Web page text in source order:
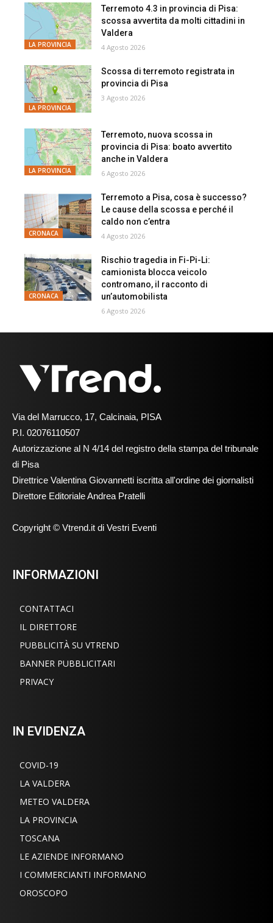
LA PROVINCIA
Terremoto 4.3 in provincia di Pisa:
scossa avvertita da molti cittadini in
Valdera
4 Agosto 2026
LA PROVINCIA
Scossa di terremoto registrata in
provincia di Pisa
3 Agosto 2026
LA PROVINCIA
Terremoto, nuova scossa in
provincia di Pisa: boato avvertito
anche in Valdera
6 Agosto 2026
CRONACA
Terremoto a Pisa, cosa è successo?
Le cause della scossa e perché il
caldo non c’entra
4 Agosto 2026
CRONACA
Rischio tragedia in Fi-Pi-Li:
camionista blocca veicolo
contromano, il racconto di
un’automobilista
6 Agosto 2026
Via del Marrucco, 17, Calcinaia, PISA
P.I. 02076110507
Autorizzazione al N 4/14 del registro della stampa del tribunale
di Pisa
Direttrice Valentina Giovannetti iscritta all'ordine dei giornalisti
Direttore Editoriale Andrea Pratelli
Copyright © Vtrend.it di Vestri Eventi
INFORMAZIONI
CONTATTACI
IL DIRETTORE
PUBBLICITÀ SU VTREND
BANNER PUBBLICITARI
PRIVACY
IN EVIDENZA
COVID-19
LA VALDERA
METEO VALDERA
LA PROVINCIA
TOSCANA
LE AZIENDE INFORMANO
I COMMERCIANTI INFORMANO
OROSCOPO